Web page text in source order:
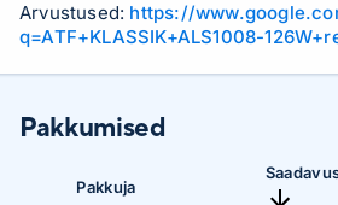
vaketas 500GB 7200rpm SATA,
Arvutikorpus ATX, 400W,
7 Home Premium, OpenOffice
esitluste koostamise programm
NOD32 vs Kaspersky Antivirus 1
Arvustused: https://
q=ATF+KLASSIK+ALS1008-
Pakkumised
Pakkuja